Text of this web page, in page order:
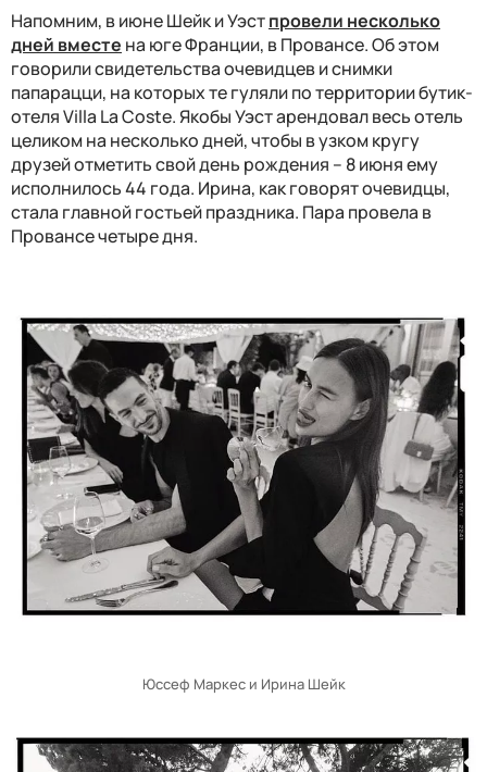
Напомним, в июне Шейк и Уэстпровели несколько
дней вместе на юге Франции, в Провансе. Об этом
говорили свидетельства очевидцев и снимки
папарацци, на которых те гуляли по территории бутик-
отеля Villa La Coste. Якобы Уэст арендовал весь отель
целиком на несколько дней, чтобы в узком кругу
друзей отметить свой день рождения – 8 июня ему
исполнилось 44 года. Ирина, как говорят очевидцы,
стала главной гостьей праздника. Пара провела в
Провансе четыре дня.
Юссеф Маркес и Ирина Шейк